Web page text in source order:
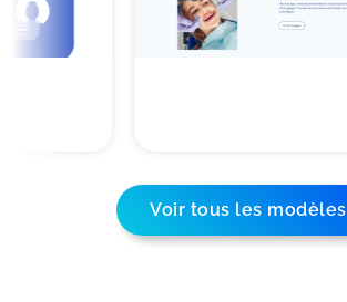
Voir tous les modèles